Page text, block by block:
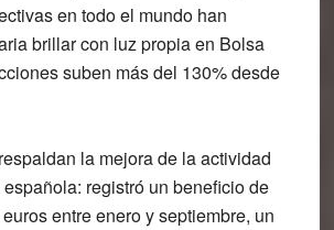
en todo el mundo han
brillar con luz propia en Bolsa
suben más del 130% desde
la mejora de la actividad
registró un beneficio de
entre enero y septiembre, un